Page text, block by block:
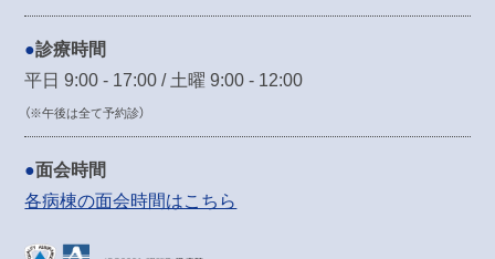
診療時間
平日 9:00 - 17:00 / 土曜 9:00 - 12:00
（※午後は全て予約診）
面会時間
各病棟の面会時間はこちら